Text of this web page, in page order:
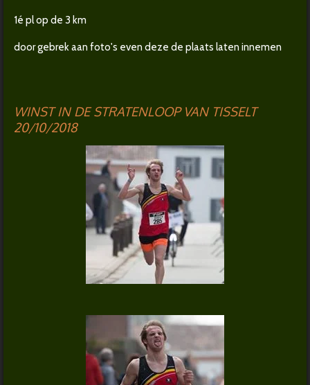
1é pl op de 3 km
door gebrek aan foto's even deze de plaats laten innemen
WINST IN DE STRATENLOOP VAN TISSELT
20/10/2018